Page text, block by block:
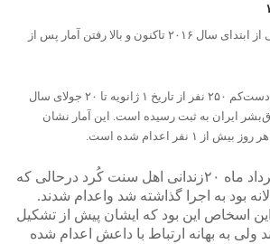
اعدام دست‌کم ٣٠٩ زندانی از ابتدای سال ۲۰۱۶ تاکنون و بالا رفتن آمار پس از
۵ مرداد ماه ۱۳۹۵: اعدام دست‌کم ۲۵۰ نفر از تاریخ ۱ ژانویه تا ۲۰ جولای سال
ایران به ثبت رسیده است. این آمار نشان
نفر اعدام شده است.
همچنین در تاریخ ١٢مرداد ماه ٢٠زندانی اهل سنت کُرد درحالی که
بود به اجرا گذاشته شد واعدام شدند.
این اسخاص این بود که ایشان پیش از تشکیل
به بهانه ارتباط با داعش اعدام شده